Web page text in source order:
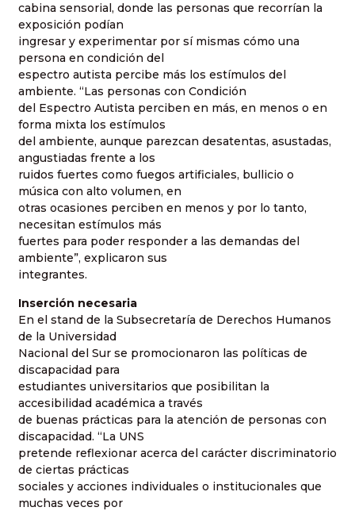
cabina sensorial, donde las personas que recorrían la
exposición podían
ingresar y experimentar por sí mismas cómo una
persona en condición del
espectro autista percibe más los estímulos del
ambiente. “Las personas con Condición
del Espectro Autista perciben en más, en menos o en
forma mixta los estímulos
del ambiente, aunque parezcan desatentas, asustadas,
angustiadas frente a los
ruidos fuertes como fuegos artificiales, bullicio o
música con alto volumen, en
otras ocasiones perciben en menos y por lo tanto,
necesitan estímulos más
fuertes para poder responder a las demandas del
ambiente”, explicaron sus
integrantes.
Inserción necesaria
En el stand de la Subsecretaría de Derechos Humanos
de la Universidad
Nacional del Sur se promocionaron las políticas de
discapacidad para
estudiantes universitarios que posibilitan la
accesibilidad académica a través
de buenas prácticas para la atención de personas con
discapacidad. “La UNS
pretende reflexionar acerca del carácter discriminatorio
de ciertas prácticas
sociales y acciones individuales o institucionales que
muchas veces por